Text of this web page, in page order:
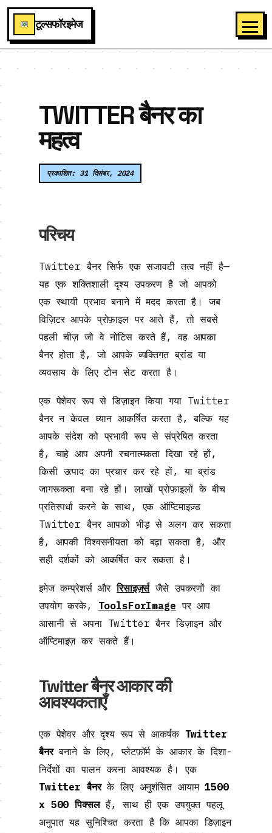
टूल्सफॉरइमेज
TWITTER बैनर का
महत्व
प्रकाशित: 31 दिसंबर, 2024
परिचय
Twitter बैनर सिर्फ एक सजावटी तत्व नहीं है—
यह एक शक्तिशाली दृश्य उपकरण है जो आपको
एक स्थायी प्रभाव बनाने में मदद करता है। जब
विज़िटर आपके प्रोफ़ाइल पर आते हैं, तो सबसे
पहली चीज़ जो वे नोटिस करते हैं, वह आपका
बैनर होता है, जो आपके व्यक्तिगत ब्रांड या
व्यवसाय के लिए टोन सेट करता है।
एक पेशेवर रूप से डिज़ाइन किया गया Twitter
बैनर न केवल ध्यान आकर्षित करता है, बल्कि यह
आपके संदेश को प्रभावी रूप से संप्रेषित करता
है, चाहे आप अपनी रचनात्मकता दिखा रहे हों,
किसी उत्पाद का प्रचार कर रहे हों, या ब्रांड
जागरूकता बना रहे हों। लाखों प्रोफ़ाइलों के बीच
प्रतिस्पर्धा करने के साथ, एक ऑप्टिमाइज़्ड
Twitter बैनर आपको भीड़ से अलग कर सकता
है, आपकी विश्वसनीयता को बढ़ा सकता है, और
सही दर्शकों को आकर्षित कर सकता है।
इमेज कम्प्रेशर्स औररिसाइज़र्सजैसे उपकरणों का
उपयोग करके, ToolsForImage पर आप
आसानी से अपना Twitter बैनर डिज़ाइन और
ऑप्टिमाइज़ कर सकते हैं।
Twitter बैनर आकार की
आवश्यकताएँ
एक पेशेवर और दृश्य रूप से आकर्षक Twitter
बैनरबनाने के लिए, प्लेटफ़ॉर्म के आकार के दिशा-
निर्देशों का पालन करना आवश्यक है। एक
Twitter बैनरके लिए अनुशंसित आयाम1500
x 500 पिक्सलहैं, साथ ही एक उपयुक्त पहलू
अनुपात यह सुनिश्चित करता है कि आपका डिज़ाइन